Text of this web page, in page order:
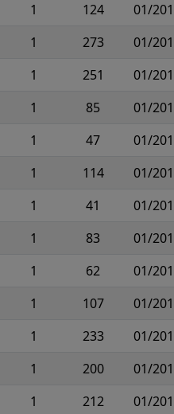
1 124
01/
1 273
01/
1 251
01/
1 85
01/
1 47
01/
1 114
01/
1 41
01/
1 83
01/
1 62
01/
1 107
01/
1 233
01/
1 200
01/
1 212
01/